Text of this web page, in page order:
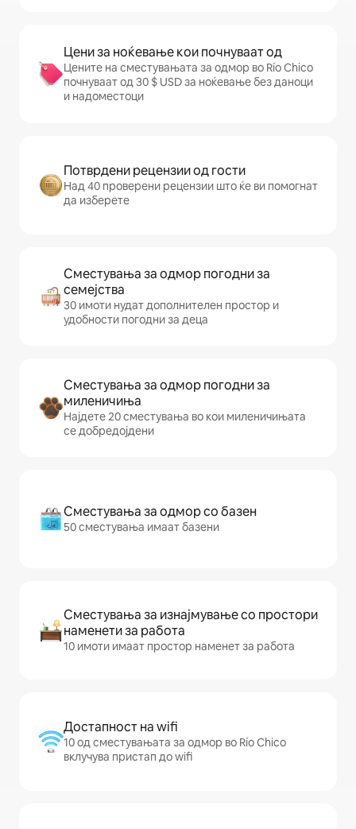
Цени за ноќевање кои почнуваат од
Цените на сместувањата за одмор во Río Chico
почнуваат од 30 $ USD за ноќевање без даноци
и надоместоци
Потврдени рецензии од гости
Над 40 проверени рецензии што ќе ви помогнат
да изберете
Сместувања за одмор погодни за
семејства
30 имоти нудат дополнителен простор и
удобности погодни за деца
Сместувања за одмор погодни за
миленичиња
Најдете 20 сместувања во кои миленичињата
се добредојдени
Сместувања за одмор со базен
50 сместувања имаат базени
Сместувања за изнајмување со простори
наменети за работа
10 имоти имаат простор наменет за работа
Достапност на wifi
10 од сместувањата за одмор во Río Chico
вклучува пристап до wifi